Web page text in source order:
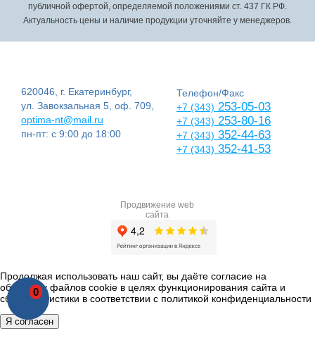
0
публичной офертой, определяемой положениями ст. 437 ГК РФ.
Актуальность цены и наличие продукции уточняйте у менеджеров.
620046, г. Екатеринбург,
ул. Завокзальная 5, оф. 709,
optima-nt@mail.ru
пн-пт: с 9:00 до 18:00
Телефон/Факс
+7 (343) 253-05-03
+7 (343) 253-80-16
+7 (343) 352-44-63
+7 (343) 352-41-53
Продвижение web
сайта
Продолжая использовать наш сайт, вы даёте согласие на
обработку файлов cookie в целях функционирования сайта и
сбора статистики в соответствии с политикой конфиденциальности
Я согласен